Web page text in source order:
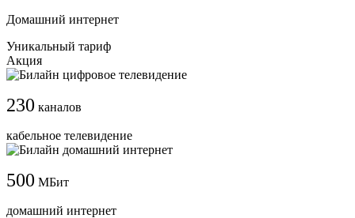
Домашний интернет
Уникальный тариф
Акция
230 каналов
кабельное телевидение
500 МБит
домашний интернет